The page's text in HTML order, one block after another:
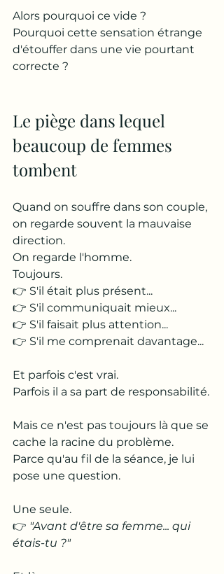
Alors pourquoi ce vide ?
Pourquoi cette sensation étrange
d'étouffer dans une vie pourtant
correcte ?
Le piège dans lequel
beaucoup de femmes
tombent
Quand on souffre dans son couple,
on regarde souvent la mauvaise
direction.
On regarde l'homme.
Toujours.
👉 S'il était plus présent...
👉 S'il communiquait mieux...
👉 S'il faisait plus attention...
👉 S'il me comprenait davantage...
Et parfois c'est vrai.
Parfois il a sa part de responsabilité.
Mais ce n'est pas toujours là que se
cache la racine du problème.
Parce qu'au fil de la séance, je lui
pose une question.
Une seule.
👉 "Avant d'être sa femme... qui
étais-tu ?"